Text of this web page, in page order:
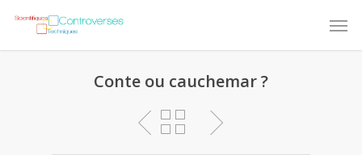
Conte ou cauchemar ?